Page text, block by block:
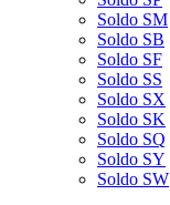
Soldo SM
Soldo SB
Soldo SF
Soldo SS
Soldo SX
Soldo SK
Soldo SQ
Soldo SY
Soldo SW